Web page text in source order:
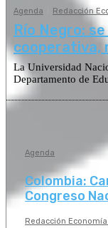
Agenda Redacción
Río Negro:
cooperativa,
La Universidad
Departamento de
Agenda
Colombia:
Congreso
Redacción